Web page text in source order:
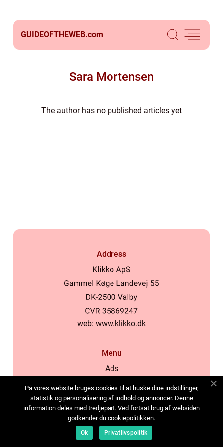
GUIDEOFTHEWEB.com
Sara Mortensen
The author has no published articles yet
Address
web: www.klikko.dk
Menu
Ads
Cookies
Contact
Sitemap
På vores website bruges cookies til at huske dine indstillinger,
statistik og personalisering af indhold og annoncer. Denne
information deles med tredjepart. Ved fortsat brug af websiden
godkender du cookiepolitikken.
Ok Privatlivspolitik